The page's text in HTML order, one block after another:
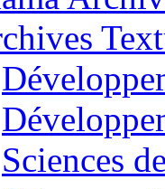
Sciences